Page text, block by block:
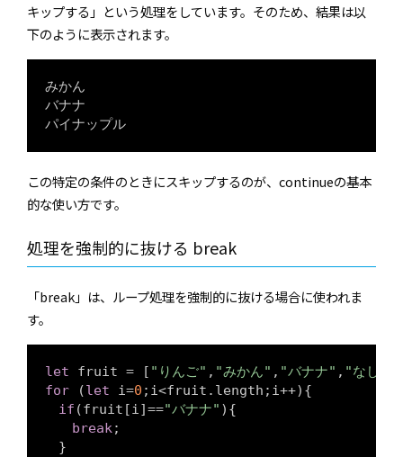
キップする」という処理をしています。そのため、結果は以
下のように表示されます。
みかん
バナナ
パイナップル
この特定の条件のときにスキップするのが、continueの基本
的な使い方です。
処理を強制的に抜ける break
「break」は、ループ処理を強制的に抜ける場合に使われま
す。
let fruit = [ "りんご" , "みかん" , "バナナ" , "なし"
for (let i=0 ;i<fruit.length;i++){
if (fruit[i]=="バナナ" ){
break;
}